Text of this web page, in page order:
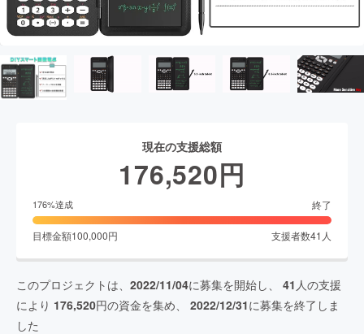
現在の支援総額
176,520円
176%達成 終了
目標金額100,000円 支援者数41 人
このプロジェクトは、 2022/11/04に募集を開始し、 41 人の支援
により 176,520円の資金を集め、 2022/12/31に募集を終了しま
した